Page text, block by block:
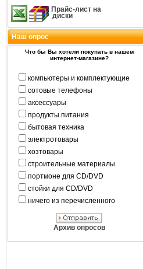
Прайс-лист на
диски
Наш опрос
Что бы Вы хотели покупать в нашем
интернет-магазине?
компьютеры и комплектующие
сотовые телефоны
аксессуары
продукты питания
бытовая техника
электротовары
хозтовары
строительные материалы
портмоне для CD/DVD
стойки для CD/DVD
ничего из перечисленного
Архив опросов